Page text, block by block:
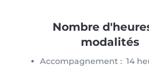
Nombre
modalités
Accompagnement : 14